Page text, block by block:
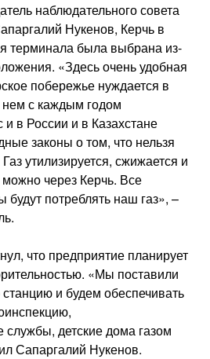
наблюдательного совета
Нукенов, Керчь в
терминала была выбрана из-
«Здесь очень удобная
побережье нуждается в
нем с каждым годом
в России и в Казахстане
законы о том, что нельзя
утилизируется, сжижается и
можно через Керчь. Все
будут потреблять наш газ», –
что предприятие планирует
«Мы поставили
и будем обеспечивать
службы, детские дома газом
Сапаргалий Нукенов.